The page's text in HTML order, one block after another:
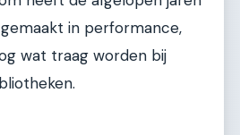
in performance,
wat traag worden bij